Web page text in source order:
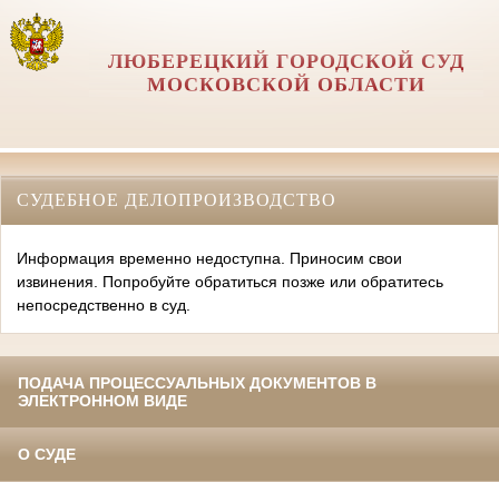
ЛЮБЕРЕЦКИЙ ГОРОДСКОЙ СУД
МОСКОВСКОЙ ОБЛАСТИ
СУДЕБНОЕ ДЕЛОПРОИЗВОДСТВО
Информация временно недоступна. Приносим свои
извинения. Попробуйте обратиться позже или обратитесь
непосредственно в суд.
ПОДАЧА ПРОЦЕССУАЛЬНЫХ ДОКУМЕНТОВ В
ЭЛЕКТРОННОМ ВИДЕ
О СУДЕ